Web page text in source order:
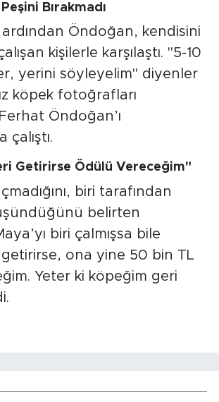
Bırakmadı
ardından Öndoğan, kendisini
kişilerle karşılaştı. "5-10
yerini söyleyelim" diyenler
köpek fotoğrafları
Öndoğan’ı
çalıştı.
Getirirse Ödülü Vereceğim"
biri tarafından
belirten
biri çalmışsa bile
ona yine 50 bin TL
Yeter ki köpeğim geri